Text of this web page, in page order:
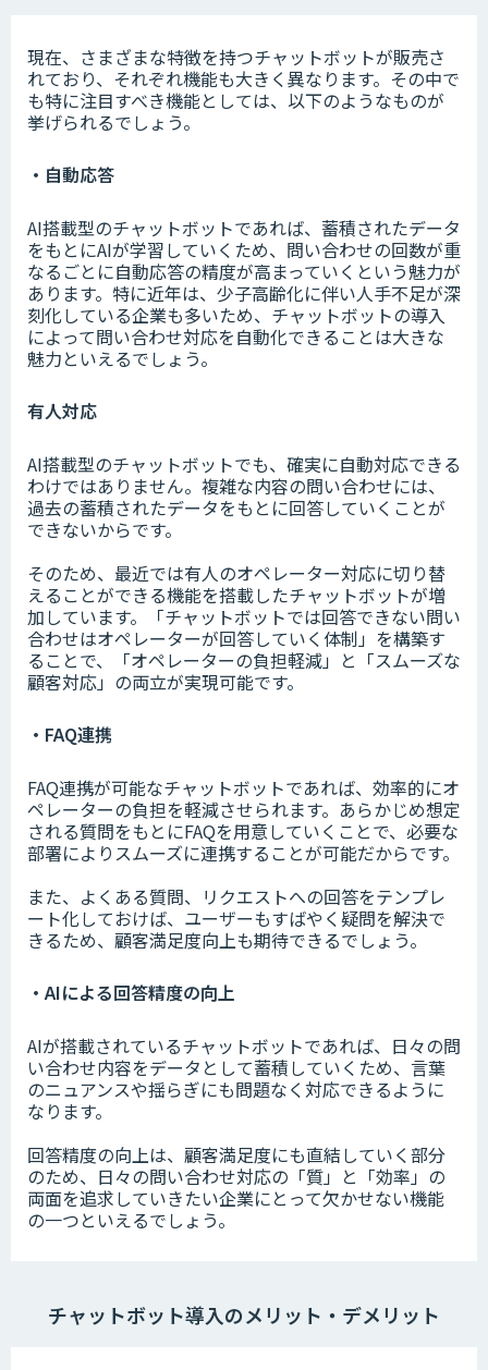
現在、さまざまな特徴を持つチャットボットが販売さ
れており、それぞれ機能も大きく異なります。その中で
も特に注目すべき機能としては、以下のようなものが
挙げられるでしょう。
・自動応答
AI搭載型のチャットボットであれば、蓄積されたデータ
をもとにAIが学習していくため、問い合わせの回数が重
なるごとに自動応答の精度が高まっていくという魅力が
あります。特に近年は、少子高齢化に伴い人手不足が深
刻化している企業も多いため、チャットボットの導入
によって問い合わせ対応を自動化できることは大きな
魅力といえるでしょう。
有人対応
AI搭載型のチャットボットでも、確実に自動対応できる
わけではありません。複雑な内容の問い合わせには、
過去の蓄積されたデータをもとに回答していくことが
できないからです。
そのため、最近では有人のオペレーター対応に切り替
えることができる機能を搭載したチャットボットが増
加しています。「チャットボットでは回答できない問い
合わせはオペレーターが回答していく体制」を構築す
ることで、「オペレーターの負担軽減」と「スムーズな
顧客対応」の両立が実現可能です。
・FAQ連携
FAQ連携が可能なチャットボットであれば、効率的にオ
ペレーターの負担を軽減させられます。あらかじめ想定
される質問をもとにFAQを用意していくことで、必要な
部署によりスムーズに連携することが可能だからです。
また、よくある質問、リクエストへの回答をテンプレ
ート化しておけば、ユーザーもすばやく疑問を解決で
きるため、顧客満足度向上も期待できるでしょう。
・AIによる回答精度の向上
AIが搭載されているチャットボットであれば、日々の問
い合わせ内容をデータとして蓄積していくため、言葉
のニュアンスや揺らぎにも問題なく対応できるように
なります。
回答精度の向上は、顧客満足度にも直結していく部分
のため、日々の問い合わせ対応の「質」と「効率」の
両面を追求していきたい企業にとって欠かせない機能
の一つといえるでしょう。
チャットボット導入のメリット・デメリット